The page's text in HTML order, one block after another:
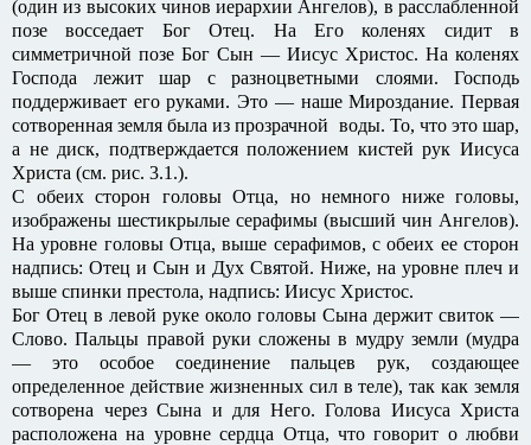
(один из высоких чинов иерархии Ангелов), в расслабленной
позе восседает Бог Отец. На Его коленях сидит в
симметричной позе Бог Сын — Иисус Христос. На коленях
Господа лежит шар с разноцветными слоями. Господь
поддерживает его руками. Это — наше Мироздание. Первая
сотворенная земля была из прозрачной воды. То, что это шар,
а не диск, подтверждается положением кистей рук Иисуса
Христа (см. рис. 3.1.).
С обеих сторон головы Отца, но немного ниже головы,
изображены шестикрылые серафимы (высший чин Ангелов).
На уровне головы Отца, выше серафимов, с обеих ее сторон
надпись: Отец и Сын и Дух Святой. Ниже, на уровне плеч и
выше спинки престола, надпись: Иисус Христос.
Бог Отец в левой руке около головы Сына держит свиток —
Слово. Пальцы правой руки сложены в мудру земли (мудра
— это особое соединение пальцев рук, создающее
определенное действие жизненных сил в теле), так как земля
сотворена через Сына и для Него. Голова Иисуса Христа
расположена на уровне сердца Отца, что говорит о любви